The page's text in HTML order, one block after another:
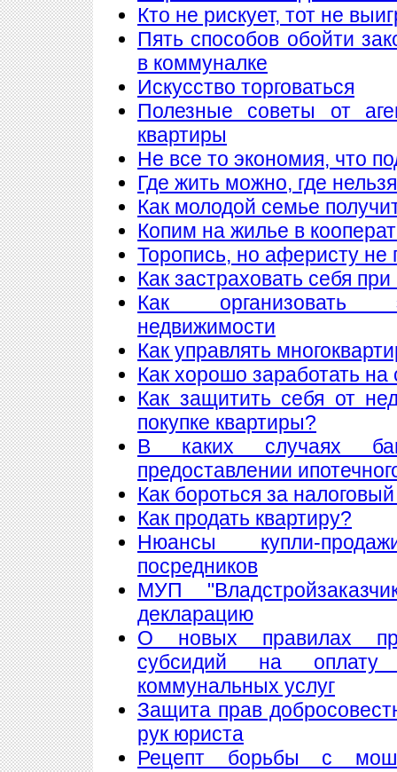
Кто не рискует, тот не
Пять способов обойти
в коммуналке
Искусство торговаться
Полезные советы от
квартиры
Не все то экономия, что
Где жить можно, где нельзя
Как молодой семье
Копим на жилье в
Торопись, но аферисту не
Как застраховать себя
Как организовать
недвижимости
Как управлять
Как хорошо заработать
Как защитить себя от
покупке квартиры?
В каких случаях
предоставлении
Как бороться за
Как продать квартиру?
Нюансы купли-
посредников
МУП
декларацию
О новых правилах
субсидий на
коммунальных услуг
Защита прав
рук юриста
Рецепт борьбы с